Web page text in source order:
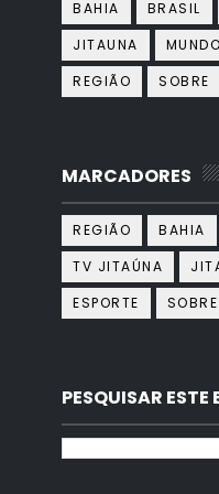
BAHIA BRASIL
JITAUNA
MUNDO
REGIÃO
SOBRE
MARCADORES
REGIÃO BAHIA
TV JITAÚNA
ESPORTE
SOBRE
PESQUISAR ESTE